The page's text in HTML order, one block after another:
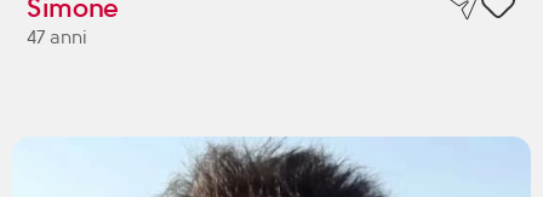
Simone
47 anni